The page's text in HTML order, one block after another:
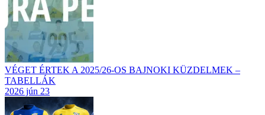
VÉGET ÉRTEK A 2025/26-OS BAJNOKI KÜZDELMEK –
TABELLÁK
2026 jún 23